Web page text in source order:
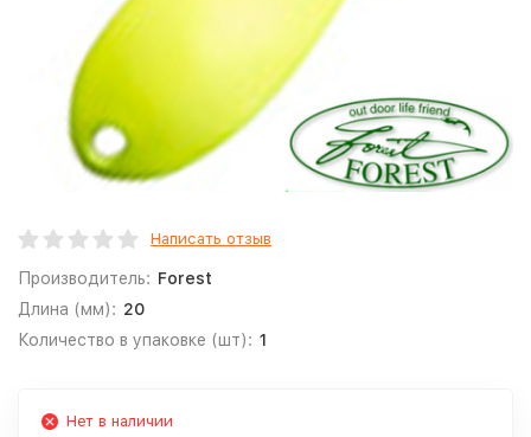
Написать отзыв
Производитель: Forest
Длина (мм): 20
Количество в упаковке (шт): 1
Нет в наличии